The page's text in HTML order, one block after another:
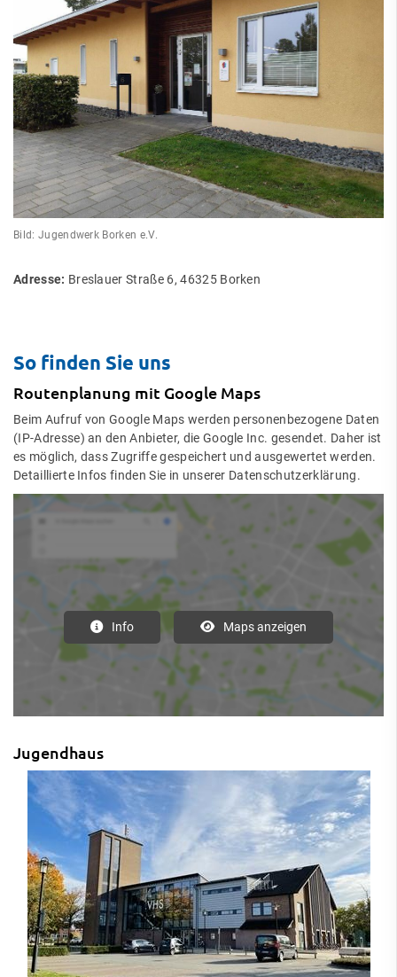
Bild: Jugendwerk Borken e.V.
Adresse: Breslauer Straße 6, 46325 Borken
So finden Sie uns
Routenplanung mit Google Maps
Beim Aufruf von Google Maps werden personenbezogene Daten
(IP-Adresse) an den Anbieter, die Google Inc. gesendet. Daher ist
es möglich, dass Zugriffe gespeichert und ausgewertet werden.
Detaillierte Infos finden Sie in unserer Datenschutzerklärung.
Info Maps anzeigen
Jugendhaus